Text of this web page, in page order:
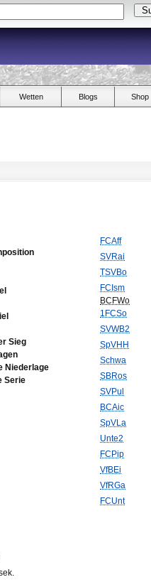
Wetten Blogs Shop
Sieg
Niederlage
Serie
FCAff
SVRai
TSVBo
FCIsm
BCFWo
1FCSo
SVWB2
SpVHH
Schwa
SBRos
SVPul
BCAic
SpVLa
Unte2
FCPip
VfBEi
VfRGa
FCUnt